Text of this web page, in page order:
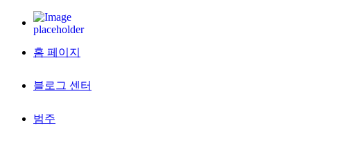
홈 페이지
블로그 센터
범주